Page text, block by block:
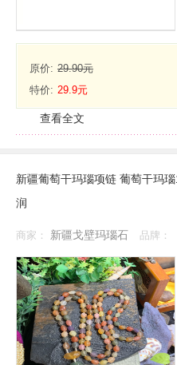
原价: 29.90元
特价: 29.9元
查看全文
新疆葡萄干玛瑙项链 葡萄干玛
润
商家： 新疆戈壁玛瑙石 品牌：